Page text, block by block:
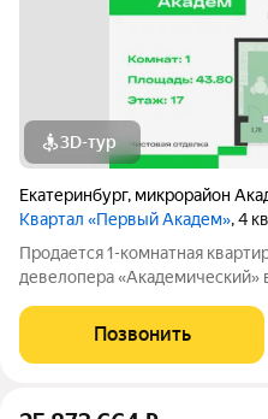
3D-тур
Екатеринбург, микрорайон
Квартал «Первый Академ», 4
Продается 1-комнатная
девелопера
субсидированная ипотека,
напрямую от застройщика. Дом
Позвонить